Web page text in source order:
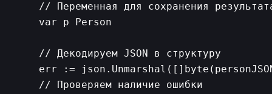
// Переменная для сохранения
    var p Person
    // Декодируем JSON в структуру
err :=
    // Проверяем наличие ошибки